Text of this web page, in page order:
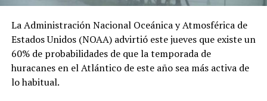
La Administración Nacional Oceánica y Atmosférica de
Estados Unidos (NOAA) advirtió este jueves que existe un
60% de probabilidades de que la temporada de
huracanes en el Atlántico de este año sea más activa de
lo habitual.